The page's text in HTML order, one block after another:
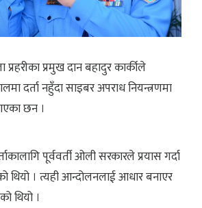
प्रमुख दान बहादुर कार्कीले
दर्ता नहुँदा साइबर अपराध नियन्त्रणमा
छन ।
पूर्ववर्ती ओली सरकारले प्रयास गर्दा
। त्यही आन्दोलनलाई आधार बनाएर
थियो ।